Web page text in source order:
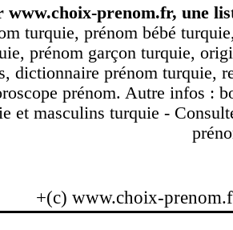
www.choix-prenom.fr, une
turquie, prénom bébé
prénom garçon turquie,
dictionnaire prénom turquie,
prénom. Autre infos :
et masculins turquie -
+(c) www.choix-